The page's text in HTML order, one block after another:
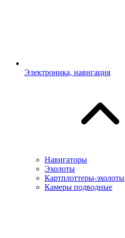
Электроника, навигация
Навигаторы
Эхолоты
Картплоттеры-эхолоты
Камеры подводные